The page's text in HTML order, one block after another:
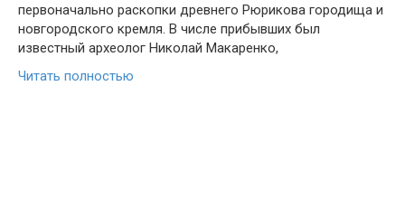
первоначально раскопки древнего Рюрикова городища и
новгородского кремля. В числе прибывших был
известный археолог Николай Макаренко,
Читать полностью